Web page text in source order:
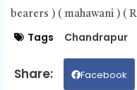
bearers ) ( mahawani ) (
Tags Chandrapur
Facebook